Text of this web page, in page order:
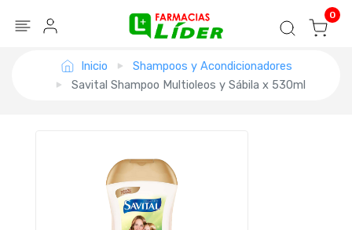
Seguir mi pedido 0
Inicio
Shampoos y Acondicionadores
Savital Shampoo Multioleos y Sábila x 530ml